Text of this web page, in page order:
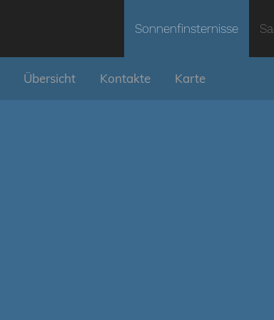
Sonnenfinsternisse
Übersicht Kontakte Karte